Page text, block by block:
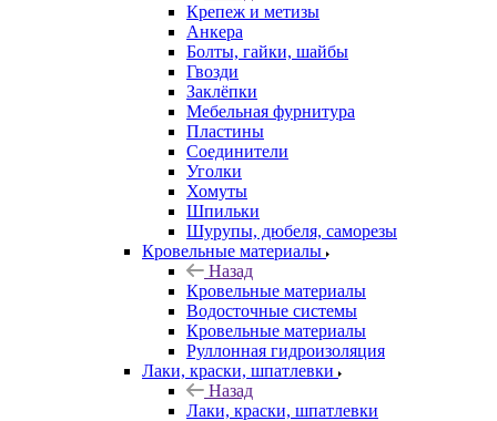
Крепеж и метизы
Анкера
Болты, гайки, шайбы
Гвозди
Заклёпки
Мебельная фурнитура
Пластины
Соединители
Уголки
Хомуты
Шпильки
Шурупы, дюбеля, саморезы
Кровельные материалы
Назад
Кровельные материалы
Водосточные системы
Кровельные материалы
Руллонная гидроизоляция
Лаки, краски, шпатлевки
Назад
Лаки, краски, шпатлевки